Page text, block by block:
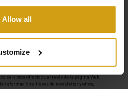
Allow all
da su consentimiento a la
servicios ofrecidos a través de la página Web
información a traves de newsletter y otros,